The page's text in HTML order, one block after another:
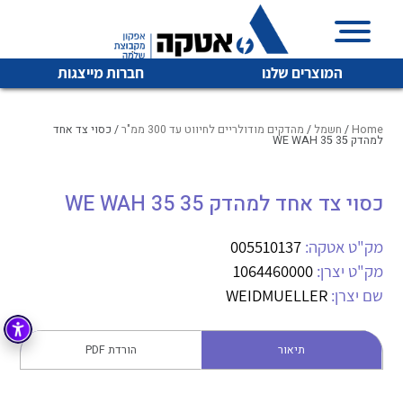
המוצרים שלנו חברות מייצגות
איכות | שרות | זמינות
והפצה של מוצרי
מיתוג, בקרה , ואינסטלציה חשמלית ופעילה ב7 תחומים:
חשמל מיתוג ואינסטלציה חשמלית
בקרה
זיווד
לכל מוצרי היצרן לכל מוצרי היצרן
לכל מוצרי היצרן לכל מוצרי היצרן
Home
/ חשמל / מהדקים מודולריים לחיווט עד 300 ממ"ר / כסוי צד אחד
למהדק WE WAH 35 35
כסוי צד אחד למהדק WE WAH 35 35
מק"ט אטקה: 005510137
מק"ט יצרן: 1064460000
שם יצרן: WEIDMUELLER
תיאור הורדת PDF